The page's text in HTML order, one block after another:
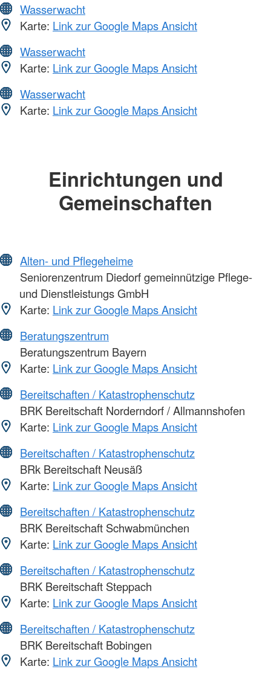
Wasserwacht
Karte: Link zur Google Maps Ansicht
Wasserwacht
Karte: Link zur Google Maps Ansicht
Wasserwacht
Karte: Link zur Google Maps Ansicht
Einrichtungen und
Gemeinschaften
Alten- und Pflegeheime
Seniorenzentrum Diedorf gemeinnützige Pflege-
und Dienstleistungs GmbH
Karte: Link zur Google Maps Ansicht
Beratungszentrum
Beratungszentrum Bayern
Karte: Link zur Google Maps Ansicht
Bereitschaften / Katastrophenschutz
BRK Bereitschaft Norderndorf / Allmannshofen
Karte: Link zur Google Maps Ansicht
Bereitschaften / Katastrophenschutz
BRk Bereitschaft Neusäß
Karte: Link zur Google Maps Ansicht
Bereitschaften / Katastrophenschutz
BRK Bereitschaft Schwabmünchen
Karte: Link zur Google Maps Ansicht
Bereitschaften / Katastrophenschutz
BRK Bereitschaft Steppach
Karte: Link zur Google Maps Ansicht
Bereitschaften / Katastrophenschutz
BRK Bereitschaft Bobingen
Karte: Link zur Google Maps Ansicht